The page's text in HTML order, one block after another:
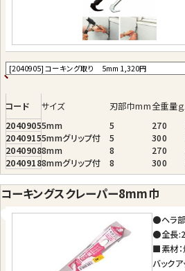
コード サイズ 刃部巾mm全重量ｇ
20409055mm 5 270
20409155mmグリップ付 5 300
20409088mm 8 270
20409188mmグリップ付 8 300
コーキングスクレーパー8mm巾
●ヘラ
●全長
■素材：
バックア